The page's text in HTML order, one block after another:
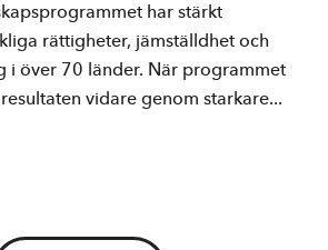
har stärkt
rättigheter, jämställdhet och
i över 70 länder. När programmet
vidare genom starkare...